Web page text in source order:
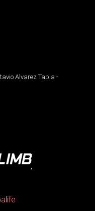
Alvarez Tapia -